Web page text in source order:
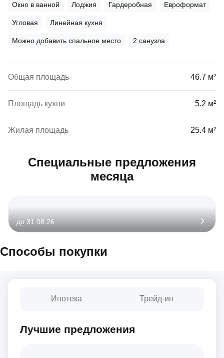
Окно в ванной Лоджия Гардеробная Евроформат
Угловая Линейная кухня
Можно добавить спальное место 2 санузла
Общая площадь 46.7 м²
Площадь кухни 5.2 м²
Жилая площадь 25.4 м²
Специальные предложения
месяца
до 31.08.26
Способы покупки
Ипотека Трейд-ин
Лучшие предложения